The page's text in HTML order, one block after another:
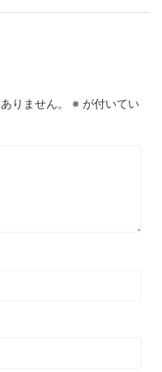
りません。 ※ が付いてい